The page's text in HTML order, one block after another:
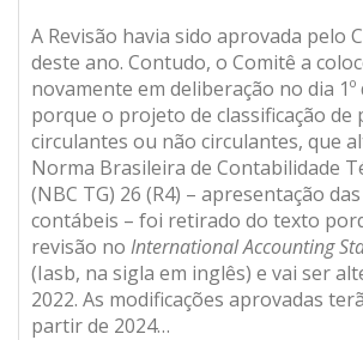
A Revisão havia sido aprovada pelo
deste ano. Contudo, o Comitê a
novamente em deliberação no dia 1º
porque o projeto de classificação de
circulantes ou não circulantes, que
Norma Brasileira de Contabilidade
(NBC TG) 26 (R4) – apresentação
contábeis – foi retirado do texto
revisão no International Accounting
(Iasb, na sigla em inglês) e vai ser
2022. As modificações aprovadas
partir de 2024…